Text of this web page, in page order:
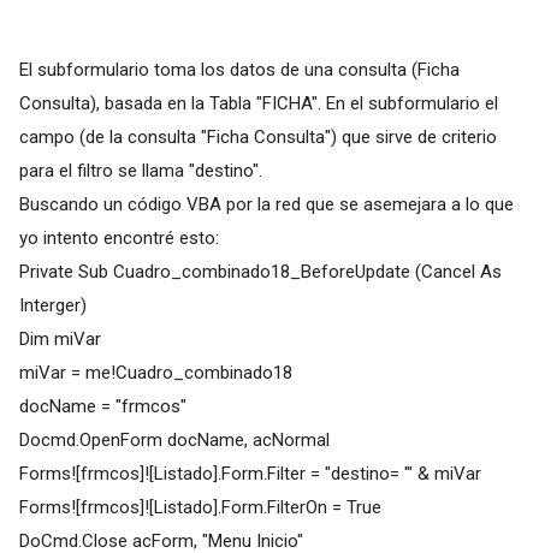
El subformulario toma los datos de una consulta (Ficha
Consulta), basada en la Tabla "FICHA". En el subformulario el
campo (de la consulta "Ficha Consulta") que sirve de criterio
para el filtro se llama "destino".
Buscando un código VBA por la red que se asemejara a lo que
yo intento encontré esto:
Private Sub Cuadro_combinado18_BeforeUpdate (Cancel As
Interger)
Dim miVar
miVar = me!Cuadro_combinado18
docName = "frmcos"
Docmd.OpenForm docName, acNormal
Forms![frmcos]![Listado].Form.Filter = "destino= '" & miVar
Forms![frmcos]![Listado].Form.FilterOn = True
DoCmd.Close acForm, "Menu Inicio"